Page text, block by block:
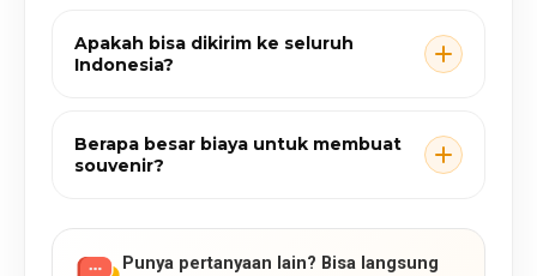
Apakah bisa dikirim ke seluruh
Indonesia?
Berapa besar biaya untuk membuat
souvenir?
Punya pertanyaan lain? Bisa langsung